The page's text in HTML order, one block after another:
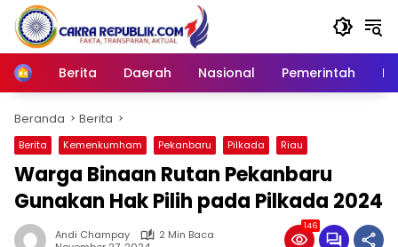
Langsung
konten
Home
Berita Daerah Nasional Pemerintah
Beranda Berita
Berita Kemenkumham Pekanbaru Pilkada Riau
Warga Binaan Rutan Pekanbaru
Gunakan Hak Pilih pada Pilkada 2024
Andi Champay
2 Min Baca
146